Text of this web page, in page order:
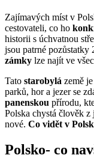
Zajímavých míst v
cestovateli, co ho
historii s úchvatnou
jsou patrné pozůstatky
zámky lze najít ve
Tato starobylá země
parků, hor a jezer se
panenskou přírodu,
Polska chystá člověk
nové. Co vidět v
Polsko- co